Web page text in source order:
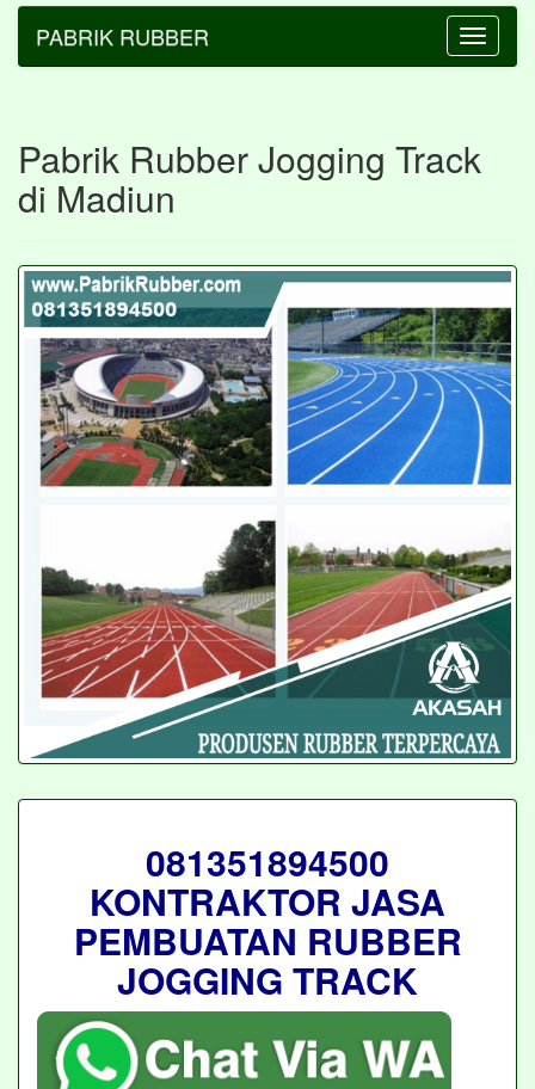
Toggle
PABRIK RUBBER
Pabrik Rubber Jogging Track
di Madiun
081351894500
KONTRAKTOR JASA
PEMBUATAN RUBBER
JOGGING TRACK